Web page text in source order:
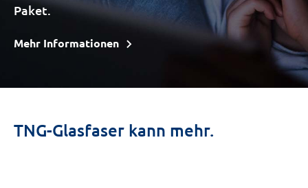
Paket.
Mehr Informationen
TNG-Glasfaser kann mehr.